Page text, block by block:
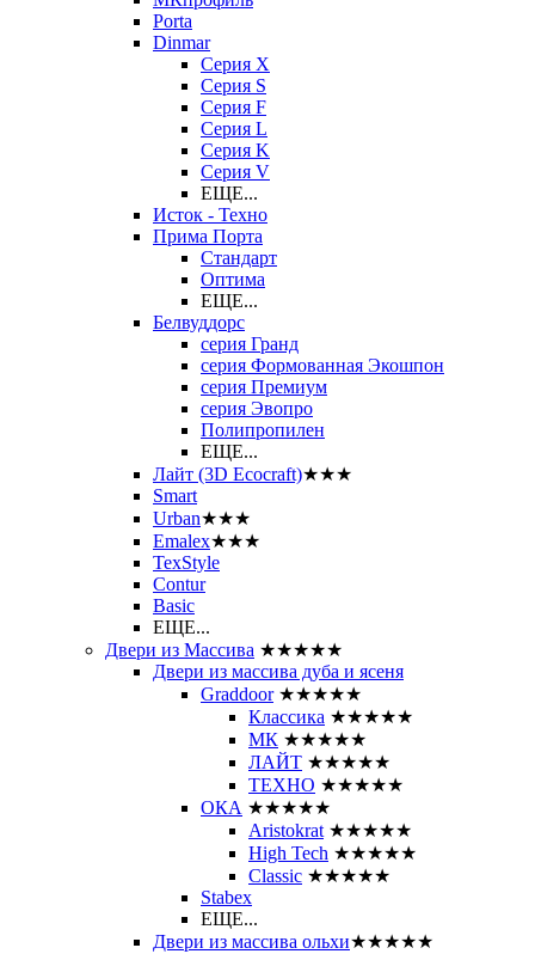
Porta
Dinmar
Серия X
Серия S
Серия F
Серия L
Серия K
Серия V
ЕЩЕ...
Исток - Техно
Прима Порта
Стандарт
Оптима
ЕЩЕ...
Белвуддорс
серия Гранд
серия Формованная Экошпон
серия Премиум
серия Эвопро
Полипропилен
ЕЩЕ...
Лайт (3D Ecocraft)★★★
Smart
Urban★★★
Emalex★★★
TexStyle
Contur
Basic
ЕЩЕ...
Двери из Массива ★★★★★
Двери из массива дуба и ясеня
Graddoor ★★★★★
Классика ★★★★★
МК ★★★★★
ЛАЙТ ★★★★★
ТЕХНО ★★★★★
ОКА ★★★★★
Aristokrat ★★★★★
High Tech ★★★★★
Classic ★★★★★
Stabex
ЕЩЕ...
Двери из массива ольхи★★★★★